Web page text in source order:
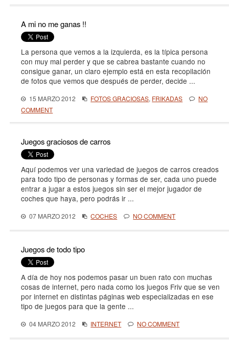
A mi no me ganas !!
La persona que vemos a la izquierda, es la típica persona
con muy mal perder y que se cabrea bastante cuando no
consigue ganar, un claro ejemplo está en esta recopilación
de fotos que vemos que después de perder, decide ...
15 MARZO 2012 FOTOS GRACIOSAS, FRIKADAS
NO
COMMENT
Juegos graciosos de carros
Aquí podemos ver una variedad de juegos de carros creados
para todo tipo de personas y formas de ser, cada uno puede
entrar a jugar a estos juegos sin ser el mejor jugador de
coches que haya, pero podrás ir ...
07 MARZO 2012 COCHES NO COMMENT
Juegos de todo tipo
A día de hoy nos podemos pasar un buen rato con muchas
cosas de internet, pero nada como los juegos Friv que se ven
por internet en distintas páginas web especializadas en ese
tipo de juegos para que la gente ...
04 MARZO 2012 INTERNET NO COMMENT